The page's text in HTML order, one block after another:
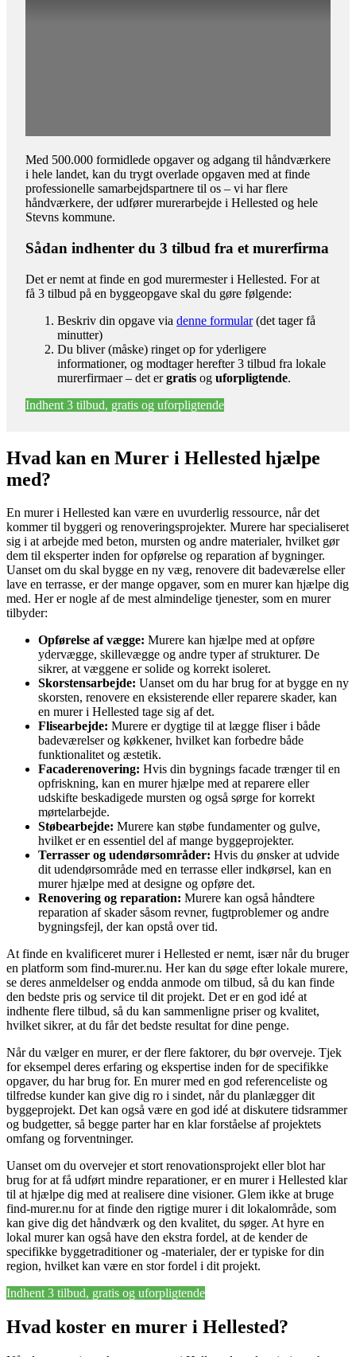
Med 500.000 formidlede opgaver og adgang til håndværkere
i hele landet, kan du trygt overlade opgaven med at finde
professionelle samarbejdspartnere til os – vi har flere
håndværkere, der udfører murerarbejde i Hellested og hele
Stevns kommune.
Sådan indhenter du 3 tilbud fra et murerfirma
Det er nemt at finde en god murermester i Hellested. For at
få 3 tilbud på en byggeopgave skal du gøre følgende:
Beskriv din opgave via denne formular(det tager få
minutter)
Du bliver (måske) ringet op for yderligere
informationer, og modtager herefter 3 tilbud fra lokale
murerfirmaer – det ergratis og uforpligtende.
Indhent 3 tilbud, gratis og uforpligtende
Hvad kan en Murer i Hellested hjælpe
med?
En murer i Hellested kan være en uvurderlig ressource, når det
kommer til byggeri og renoveringsprojekter. Murere har specialiseret
sig i at arbejde med beton, mursten og andre materialer, hvilket gør
dem til eksperter inden for opførelse og reparation af bygninger.
Uanset om du skal bygge en ny væg, renovere dit badeværelse eller
lave en terrasse, er der mange opgaver, som en murer kan hjælpe dig
med. Her er nogle af de mest almindelige tjenester, som en murer
tilbyder:
Opførelse af vægge: Murere kan hjælpe med at opføre
ydervægge, skillevægge og andre typer af strukturer. De
sikrer, at væggene er solide og korrekt isoleret.
Skorstensarbejde: Uanset om du har brug for at bygge en ny
skorsten, renovere en eksisterende eller reparere skader, kan
en murer i Hellested tage sig af det.
Flisearbejde: Murere er dygtige til at lægge fliser i både
badeværelser og køkkener, hvilket kan forbedre både
funktionalitet og æstetik.
Facaderenovering: Hvis din bygnings facade trænger til en
opfriskning, kan en murer hjælpe med at reparere eller
udskifte beskadigede mursten og også sørge for korrekt
mørtelarbejde.
Støbearbejde: Murere kan støbe fundamenter og gulve,
hvilket er en essentiel del af mange byggeprojekter.
Terrasser og udendørsområder: Hvis du ønsker at udvide
dit udendørsområde med en terrasse eller indkørsel, kan en
murer hjælpe med at designe og opføre det.
Renovering og reparation: Murere kan også håndtere
reparation af skader såsom revner, fugtproblemer og andre
bygningsfejl, der kan opstå over tid.
At finde en kvalificeret murer i Hellested er nemt, især når du bruger
en platform som find-murer.nu. Her kan du søge efter lokale murere,
se deres anmeldelser og endda anmode om tilbud, så du kan finde
den bedste pris og service til dit projekt. Det er en god idé at
indhente flere tilbud, så du kan sammenligne priser og kvalitet,
hvilket sikrer, at du får det bedste resultat for dine penge.
Når du vælger en murer, er der flere faktorer, du bør overveje. Tjek
for eksempel deres erfaring og ekspertise inden for de specifikke
opgaver, du har brug for. En murer med en god referenceliste og
tilfredse kunder kan give dig ro i sindet, når du planlægger dit
byggeprojekt. Det kan også være en god idé at diskutere tidsrammer
og budgetter, så begge parter har en klar forståelse af projektets
omfang og forventninger.
Uanset om du overvejer et stort renovationsprojekt eller blot har
brug for at få udført mindre reparationer, er en murer i Hellested klar
til at hjælpe dig med at realisere dine visioner. Glem ikke at bruge
find-murer.nu for at finde den rigtige murer i dit lokalområde, som
kan give dig det håndværk og den kvalitet, du søger. At hyre en
lokal murer kan også have den ekstra fordel, at de kender de
specifikke byggetraditioner og -materialer, der er typiske for din
region, hvilket kan være en stor fordel i dit projekt.
Indhent 3 tilbud, gratis og uforpligtende
Hvad koster en murer i Hellested?